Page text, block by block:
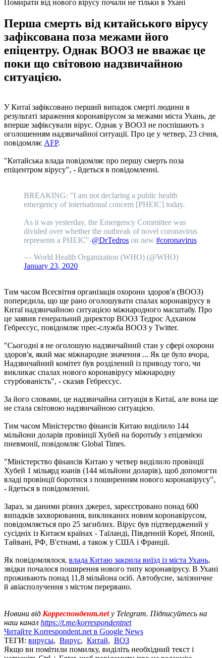
Помирати від нового вірусу почали не тільки в Ухані
Перша смерть від китайського вірусу
зафіксована поза межами його
епіцентру. Однак ВООЗ не вважає це
поки що світовою надзвичайною
ситуацією.
У Китаї зафіксовано перший випадок смерті людини в
результаті зараження коронавірусом за межами міста Ухань, де
вперше зафіксували вірус. Однак у ВООЗ не поспішають з
оголошенням надзвичайної ситуації. Про це у четвер, 23 січня,
повідомляє AFP.
"Китайська влада повідомляє про першу смерть поза
епіцентром вірусу", - йдеться в повідомленні.
BREAKING: "I am not declaring a public health
emergency of international concern [PHEIC] today.
As it was yesterday, the Emergency Committee was
divided over whether the outbreak of novel coronavirus
represents a PHEIC"-@DrTedros on new #coronavirus
— World Health Organization (WHO) (@WHO)
January 23, 2020
Тим часом Всесвітня організація охорони здоров'я (ВООЗ)
попередила, що ще рано оголошувати спалах коронавірусу в
Китаї надзвичайною ситуацією міжнародного масштабу. Про
це заявив генеральний директор ВООЗ Тедрос Адханом
Гебреєсус, повідомляє прес-служба ВООЗ у Twitter.
"Сьогодні я не оголошую надзвичайний стан у сфері охорони
здоров'я, який має міжнародне значення ... Як це було вчора,
Надзвичайний комітет був розділений із приводу того, чи
викликає спалах нового коронавірусу міжнародну
стурбованість", - сказав Гебреєсус.
За його словами, це надзвичайна ситуація в Китаї, але вона ще
не стала світовою надзвичайною ситуацією.
Тим часом Міністерство фінансів Китаю виділило 144
мільйони доларів провінції Хубей на боротьбу з епідемією
пневмонії, повідомляє Global Times.
"Міністерство фінансів Китаю у четвер виділило провінції
Хубей 1 мільярд юанів (144 мільйони доларів), щоб допомогти
владі провінції боротися з поширенням нового коронавірусу",
- йдеться в повідомленні.
Зараз, за ​​даними різних джерел, зареєстровано понад 600
випадків захворювання, викликаних новим коронавірусом,
повідомляється про 25 загиблих. Вірус був підтверджений у
сусідніх із Китаєм країнах - Таїланді, Південній Кореї, Японії,
Тайвані, РФ, В'єтнамі, а також у США і Франції.
Як повідомлялося, влада Китаю закрила виїзд із міста Ухань,
звідки почалося поширення нового типу коронавірусу. В Ухані
проживають понад 11,8 мільйона осіб. Автобусне, залізничне
й авіасполучення з містом перервано.
Новини від Корреспондент.net у Telegram. Підписуйтесь на
наш канал https://t.me/korrespondentnet
Читайте Korrespondent.net в Google News
ТЕГИ: вирусы, Вирус, Китай, ВОЗ
Якщо ви помітили помилку, виділіть необхідний текст і